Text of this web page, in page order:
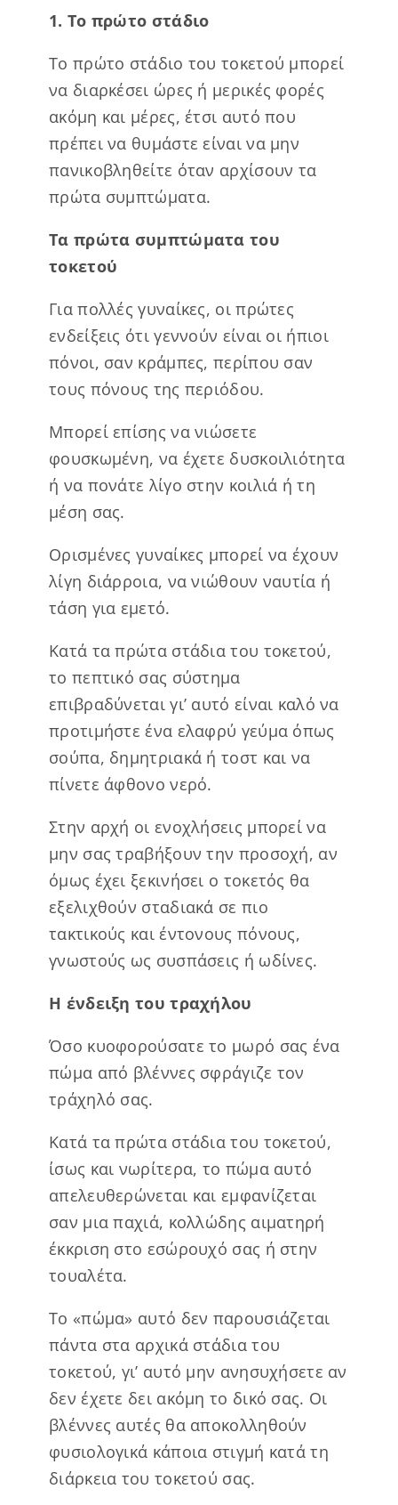
1. Το πρώτο στάδιο
Το πρώτο στάδιο του τοκετού μπορεί
να διαρκέσει ώρες ή μερικές φορές
ακόμη και μέρες, έτσι αυτό που
πρέπει να θυμάστε είναι να μην
πανικοβληθείτε όταν αρχίσουν τα
πρώτα συμπτώματα.
Τα πρώτα συμπτώματα του
τοκετού
Για πολλές γυναίκες, οι πρώτες
ενδείξεις ότι γεννούν είναι οι ήπιοι
πόνοι, σαν κράμπες, περίπου σαν
τους πόνους της περιόδου.
Μπορεί επίσης να νιώσετε
φουσκωμένη, να έχετε δυσκοιλιότητα
ή να πονάτε λίγο στην κοιλιά ή τη
μέση σας.
Ορισμένες γυναίκες μπορεί να έχουν
λίγη διάρροια, να νιώθουν ναυτία ή
τάση για εμετό.
Κατά τα πρώτα στάδια του τοκετού,
το πεπτικό σας σύστημα
επιβραδύνεται γι’ αυτό είναι καλό να
προτιμήστε ένα ελαφρύ γεύμα όπως
σούπα, δημητριακά ή τοστ και να
πίνετε άφθονο νερό.
Στην αρχή οι ενοχλήσεις μπορεί να
μην σας τραβήξουν την προσοχή, αν
όμως έχει ξεκινήσει ο τοκετός θα
εξελιχθούν σταδιακά σε πιο
τακτικούς και έντονους πόνους,
γνωστούς ως συσπάσεις ή ωδίνες.
Η ένδειξη του τραχήλου
Όσο κυοφορούσατε το μωρό σας ένα
πώμα από βλέννες σφράγιζε τον
τράχηλό σας.
Κατά τα πρώτα στάδια του τοκετού,
ίσως και νωρίτερα, το πώμα αυτό
απελευθερώνεται και εμφανίζεται
σαν μια παχιά, κολλώδης αιματηρή
έκκριση στο εσώρουχό σας ή στην
τουαλέτα.
Το «πώμα» αυτό δεν παρουσιάζεται
πάντα στα αρχικά στάδια του
τοκετού, γι’ αυτό μην ανησυχήσετε αν
δεν έχετε δει ακόμη το δικό σας. Οι
βλέννες αυτές θα αποκολληθούν
φυσιολογικά κάποια στιγμή κατά τη
διάρκεια του τοκετού σας.